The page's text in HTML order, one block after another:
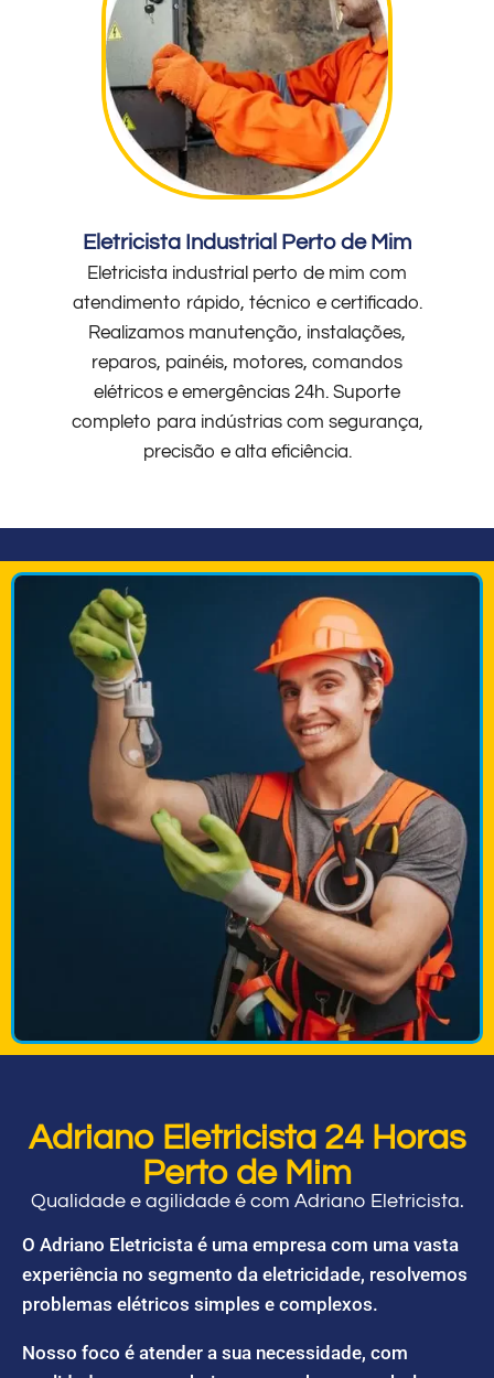
Eletricista Industrial Perto de Mim
Eletricista industrial perto de mim com
atendimento rápido, técnico e certificado.
Realizamos manutenção, instalações,
reparos, painéis, motores, comandos
elétricos e emergências 24h. Suporte
completo para indústrias com segurança,
precisão e alta eficiência.
Adriano Eletricista 24 Horas
Perto de Mim
Qualidade e agilidade é com Adriano Eletricista.
O Adriano Eletricista é uma empresa com uma vasta
experiência no segmento da eletricidade, resolvemos
problemas elétricos simples e complexos.
Nosso foco é atender a sua necessidade, com